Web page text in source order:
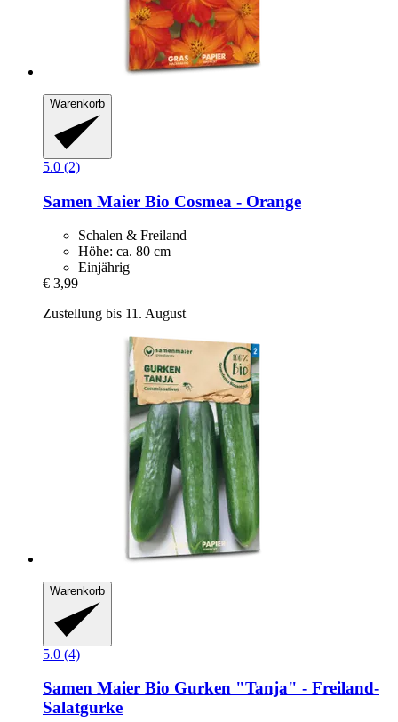
Warenkorb
5.0 (2)
Samen Maier Bio Cosmea -​ Orange
Schalen & Freiland
Höhe: ca. 80 cm
Einjährig
€ 3,99
Zustellung bis 11. August
Warenkorb
5.0 (4)
Samen Maier Bio Gurken "Tanja" -​ Freiland-​
Salatgurke